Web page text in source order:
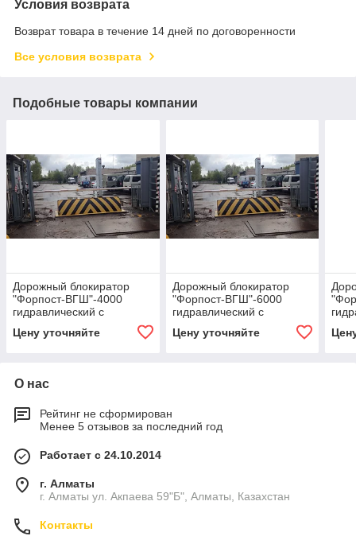
Условия возврата
Возврат товара в течение 14 дней по договоренности
Все условия возврата
Подобные товары компании
Дорожный блокиратор
"Форпост-ВГШ"-4000
гидравлический с
толщина "боевой" крышки
Цену уточняйте
Дорожный блокиратор
"Форпост-ВГШ"-6000
гидравлический с
толщина "боевой" крышки
Цену уточняйте
О нас
Рейтинг не сформирован
Менее 5 отзывов за последний год
Работает с 24.10.2014
г. Алматы
г. Алматы ул. Акпаева 59"Б", Алматы, Казахстан
Контакты